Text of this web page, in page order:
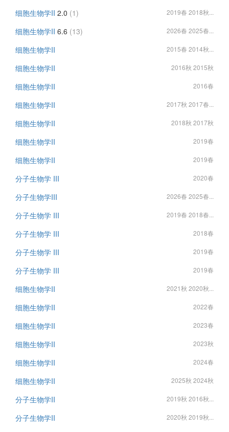
细胞生物学II 2.0 (1) 2019春 2018秋...
细胞生物学II 6.6 (13) 2026春 2025春...
细胞生物学II 2015春 2014秋...
细胞生物学II 2016秋 2015秋
细胞生物学II 2016春
细胞生物学II 2017秋 2017春...
细胞生物学II 2018秋 2017秋
细胞生物学II 2019春
细胞生物学II 2019春
分子生物学 III 2020春
分子生物学III 2026春 2025春...
分子生物学 III 2019春 2018春...
分子生物学 III 2018春
分子生物学 III 2019春
分子生物学 III 2019春
细胞生物学II 2021秋 2020秋...
细胞生物学II 2022春
细胞生物学II 2023春
细胞生物学II 2023秋
细胞生物学II 2024春
细胞生物学II 2025秋 2024秋
分子生物学II 2019秋 2016秋...
分子生物学II 2020秋 2019秋...